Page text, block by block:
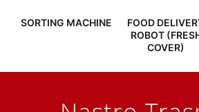
SORTING MACHINE
FOOD
ROBOT
COVER)